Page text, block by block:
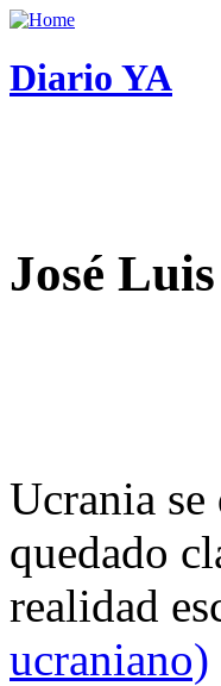
Diario YA
José
Ucrania
quedado
realidad
ucraniano)